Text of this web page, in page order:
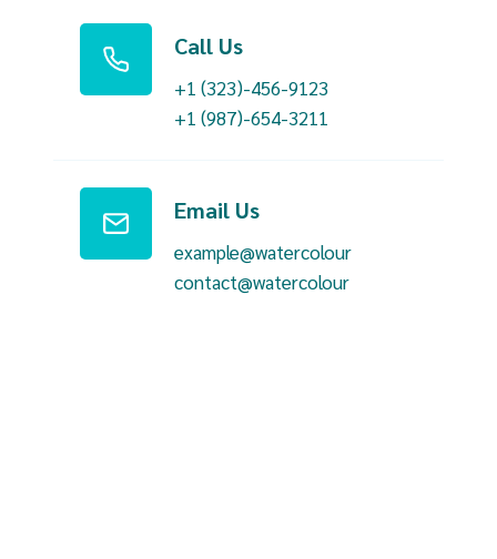
Call Us
+1 (323)-456-9123
+1 (987)-654-3211
Email Us
example@watercolour
contact@watercolour